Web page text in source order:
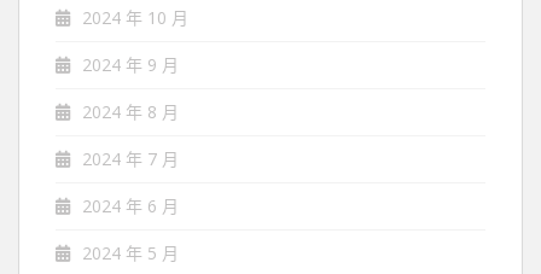
2024 年 10 月
2024 年 9 月
2024 年 8 月
2024 年 7 月
2024 年 6 月
2024 年 5 月